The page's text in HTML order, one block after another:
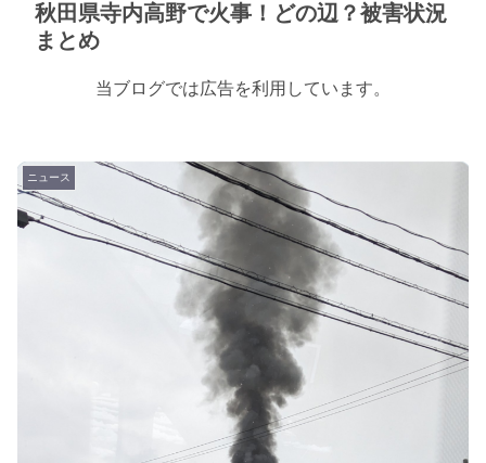
秋田県寺内高野で火事！どの辺？被害状況
まとめ
当ブログでは広告を利用しています。
ニュース